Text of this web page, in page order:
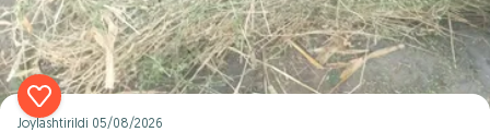
Joylashtirildi 05/08/2026